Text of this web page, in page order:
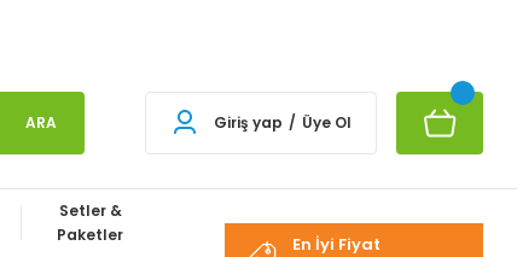
ARA Giriş yap / Üye Ol
Setler &
Paketler
En İyi Fiyat